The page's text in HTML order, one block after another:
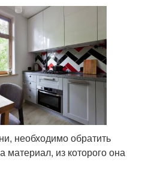
необходимо обратить
материал, из которого она